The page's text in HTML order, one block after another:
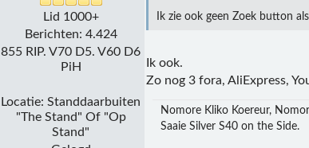
Lid 1000+
Berichten: 4.424
855 RIP. V70 D5. V60 D6
PiH
Locatie: Standdaarbuiten
"The Stand" Of "Op
Stand"
Ik zie ook geen Zoek button
Ik ook.
Zo nog 3 fora, AliExpress,
Nomore Kliko Koereur,
Saaie Silver S40 on the Side.